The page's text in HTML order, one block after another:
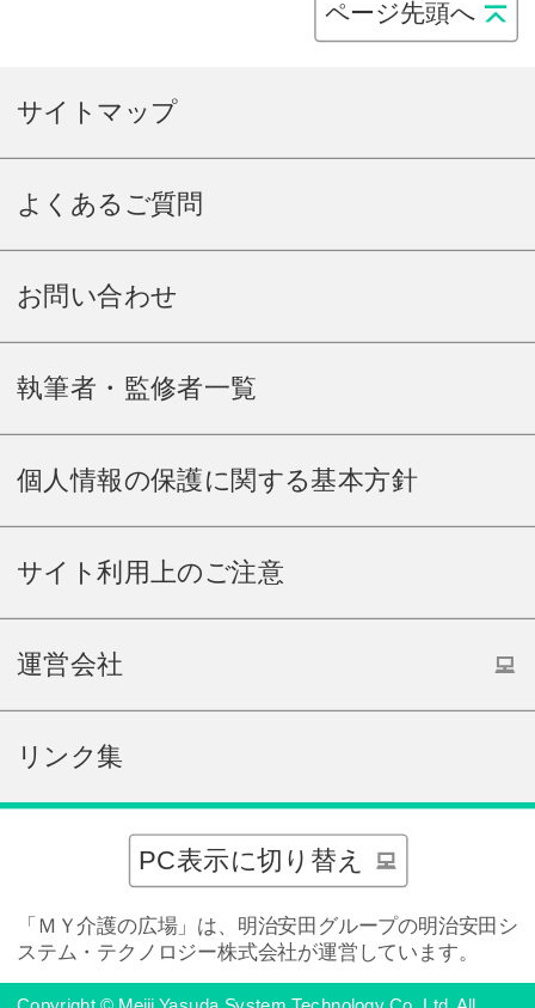
ページ先頭へ
サイトマップ
よくあるご質問
お問い合わせ
執筆者・監修者一覧
個人情報の保護に関する基本方針
サイト利用上のご注意
運営会社
リンク集
PC表示に切り替え
「ＭＹ介護の広場」は、明治安田グループの明治安田シ
ステム・テクノロジー株式会社が運営しています。